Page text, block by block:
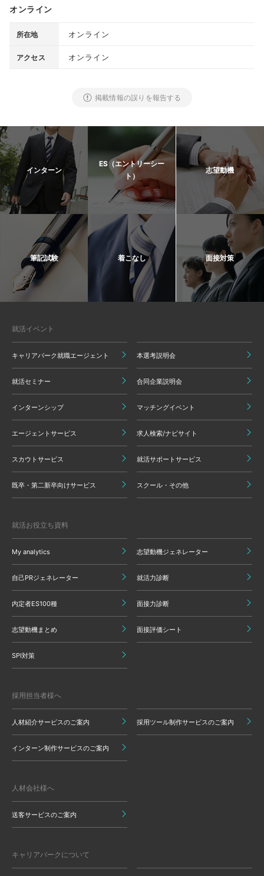
オンライン
所在地 オンライン
アクセス オンライン
掲載情報の誤りを報告する
インターン
ES（エントリーシー
ト）
志望動機
筆記試験 着こなし 面接対策
就活イベント
キャリアパーク就職エージェント 本選考説明会
就活セミナー 合同企業説明会
インターンシップ マッチングイベント
エージェントサービス 求人検索/ナビサイト
スカウトサービス 就活サポートサービス
既卒・第二新卒向けサービス スクール・その他
就活お役立ち資料
My analytics 志望動機ジェネレーター
自己PRジェネレーター 就活力診断
内定者ES100種 面接力診断
志望動機まとめ 面接評価シート
SPI対策
採用担当者様へ
人材紹介サービスのご案内 採用ツール制作サービスのご案内
インターン制作サービスのご案内
人材会社様へ
送客サービスのご案内
キャリアパークについて